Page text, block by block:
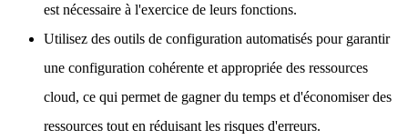
est nécessaire à l'exercice de leurs fonctions.
Utilisez des outils de configuration automatisés pour garantir
une configuration cohérente et appropriée des ressources
cloud, ce qui permet de gagner du temps et d'économiser des
ressources tout en réduisant les risques d'erreurs.